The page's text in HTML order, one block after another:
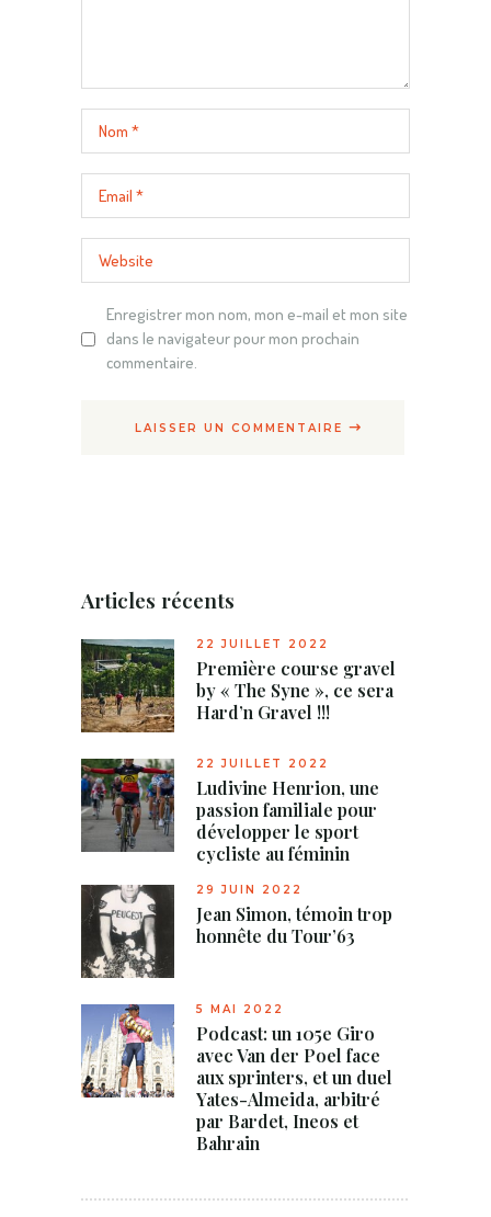
Enregistrer mon nom, mon e-mail et mon site
dans le navigateur pour mon prochain
commentaire.
LAISSER UN COMMENTAIRE
Articles récents
22 JUILLET 2022
Première course gravel
by « The Syne », ce sera
Hard’n Gravel !!!
22 JUILLET 2022
Ludivine Henrion, une
passion familiale pour
développer le sport
cycliste au féminin
29 JUIN 2022
Jean Simon, témoin trop
honnête du Tour’63
5 MAI 2022
Podcast: un 105e Giro
avec Van der Poel face
aux sprinters, et un duel
Yates-Almeida, arbitré
par Bardet, Ineos et
Bahrain